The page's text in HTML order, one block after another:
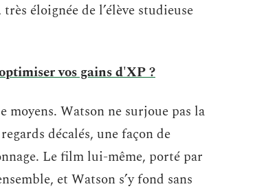
éloignée de l’élève studieuse
vos gains d'XP ?
moyens. Watson ne surjoue pas la
décalés, une façon de
Le film lui-même, porté par
et Watson s’y fond sans